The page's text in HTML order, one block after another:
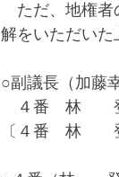
ただ、地権者
解をいただいた
○副議長（加藤
４番　林　　
〔４番　林　　